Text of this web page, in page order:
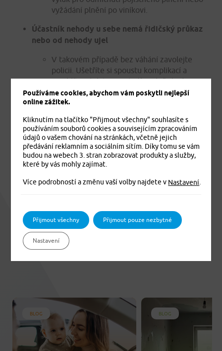
vyžádání plnění po viníkovi.
Účastník nehody u sebe nemá řidičský průkaz
nebo od nehody ujel
V takovém případě bez váhání zavolejte
policii. Ušetříte si spoustu komplikací a
urychlíte výplatu pojistného plnění od
pojišťovny.
Ať už jde o drobný šrám, nebo vážnou kolizi, pamatujte,
že v situacích, kdy máte u dopravní nehody jakékoliv
pochybnosti, je přivolání policie vždy správným tahem.
Nezapomeňte, že ve hře je i vaše bezpečnost a práva a
včasné kontaktování policie může celý proces vyřizování
Vše o pojištění vozidel
BLOG BLOG
Používáme cookies, abychom vám poskytli nejlepší
online zážitek.
Kliknutím na tlačítko "Přijmout všechny" souhlasíte s
používáním souborů cookies a souvisejícím zpracováním
údajů o vašem chování na stránkách, včetně jejich
předávání reklamním a sociálním sítím. Díky tomu se vám
budou na webech 3. stran zobrazovat produkty a služby,
které by vás mohly zajímat.
Více podrobností a změnu vaší volby najdete v Nastavení
Přijmout všechny Přijmout pouze nezbytné
Nastavení